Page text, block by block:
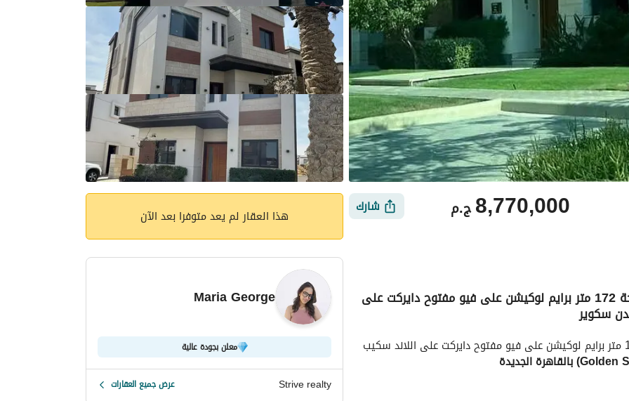
ج.م8,770,000 شارك
القريبة
بخصم كاش 45% على فيلا تاون هاوس بمساحة 172 متر برايم لوكيشن على فيو مفتوح دايركت على
سكوير
هذا العقار لم يعد متوفرا بعد الآن
Maria George
معلن بجودة عالية
Strive realty عرض جميع العقارات